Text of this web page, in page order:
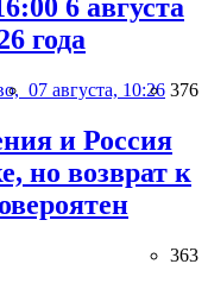
6 августа
года
07 августа, 10:26 376
и Россия
но возврат к
363